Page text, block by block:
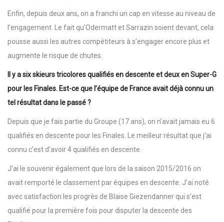
Enfin, depuis deux ans, on a franchi un cap en vitesse au niveau de
l’engagement. Le fait qu’Odermatt et Sarrazin soient devant, cela
pousse aussi les autres compétiteurs à s’engager encore plus et
augmente le risque de chutes.
Il y a six skieurs tricolores qualifiés en descente et deux en Super-G
pour les Finales. Est-ce que l’équipe de France avait déjà connu un
tel résultat dans le passé ?
Depuis que je fais partie du Groupe (17 ans), on n’avait jamais eu 6
qualifiés en descente pour les Finales. Le meilleur résultat que j’ai
connu c’est d’avoir 4 qualifiés en descente.
J’ai le souvenir également que lors de la saison 2015/2016 on
avait remporté le classement par équipes en descente. J’ai noté
avec satisfaction les progrès de Blaise Giezendanner qui s’est
qualifié pour la première fois pour disputer la descente des